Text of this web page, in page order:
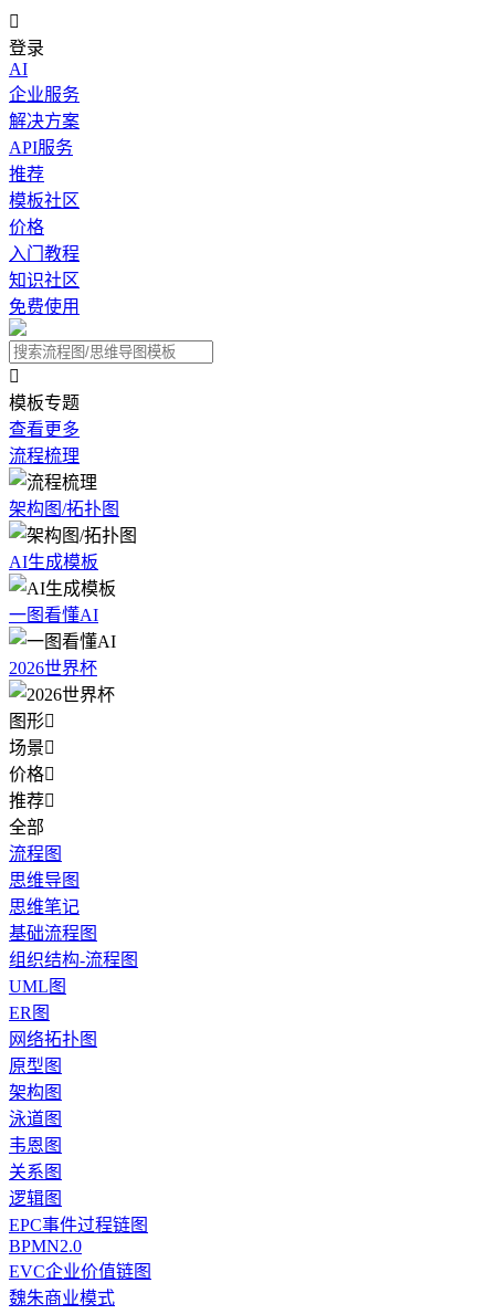

登录
AI
企业服务
解决方案
API服务
推荐
模板社区
价格
入门教程
知识社区
免费使用

模板专题
查看更多
流程梳理
架构图/拓扑图
AI生成模板
一图看懂AI
2026世界杯
图形
场景
价格
推荐
全部
流程图
思维导图
思维笔记
基础流程图
组织结构-流程图
UML图
ER图
网络拓扑图
原型图
架构图
泳道图
韦恩图
关系图
逻辑图
EPC事件过程链图
BPMN2.0
EVC企业价值链图
魏朱商业模式